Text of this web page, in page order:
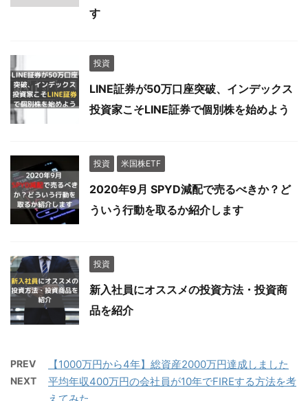
す
投資
LINE証券が50万口座突破、インデックス
投資家こそLINE証券で個別株を始めよう
投資 米国株ETF
2020年9月 SPYD減配で売るべきか？ど
ういう行動を取るか紹介します
投資
新入社員にオススメの投資方法・投資商
品を紹介
PREV 【1000万円から4年】総資産2000万円達成しました
NEXT
平均年収400万円の会社員が10年でFIREする方法を考
えてみた